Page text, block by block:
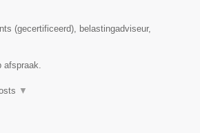
(gecertificeerd), belastingadviseur,
▼